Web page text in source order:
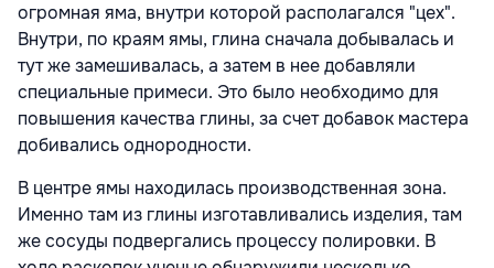
огромная яма, внутри которой располагался "цех".
Внутри, по краям ямы, глина сначала добывалась и
тут же замешивалась, а затем в нее добавляли
специальные примеси. Это было необходимо для
повышения качества глины, за счет добавок мастера
добивались однородности.
В центре ямы находилась производственная зона.
Именно там из глины изготавливались изделия, там
же сосуды подвергались процессу полировки. В